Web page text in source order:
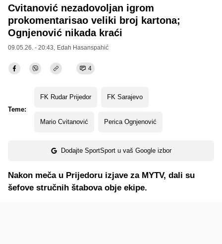
Cvitanović nezadovoljan igrom
prokomentarisao veliki broj kartona;
Ognjenović nikada kraći
09.05.26. - 20:43, Edah Hasanspahić
4
Teme:
FK Rudar Prijedor FK Sarajevo
Mario Cvitanović Perica Ognjenović
Dodajte SportSport u vaš Google izbor
Nakon meča u Prijedoru izjave za MYTV, dali su
šefove stručnih štabova obje ekipe.